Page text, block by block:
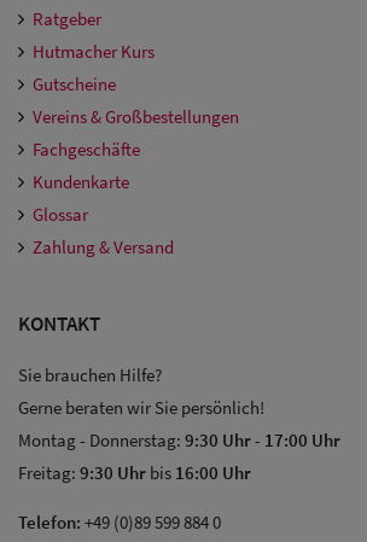
Ratgeber
Hutmacher Kurs
Gutscheine
Vereins & Großbestellungen
Fachgeschäfte
Kundenkarte
Glossar
Zahlung & Versand
KONTAKT
Sie brauchen Hilfe?
Gerne beraten wir Sie persönlich!
Montag - Donnerstag: 9:30 Uhr- 17:00 Uhr
Freitag: 9:30 Uhr bis 16:00 Uhr
Telefon: +49 (0)89 599 884 0